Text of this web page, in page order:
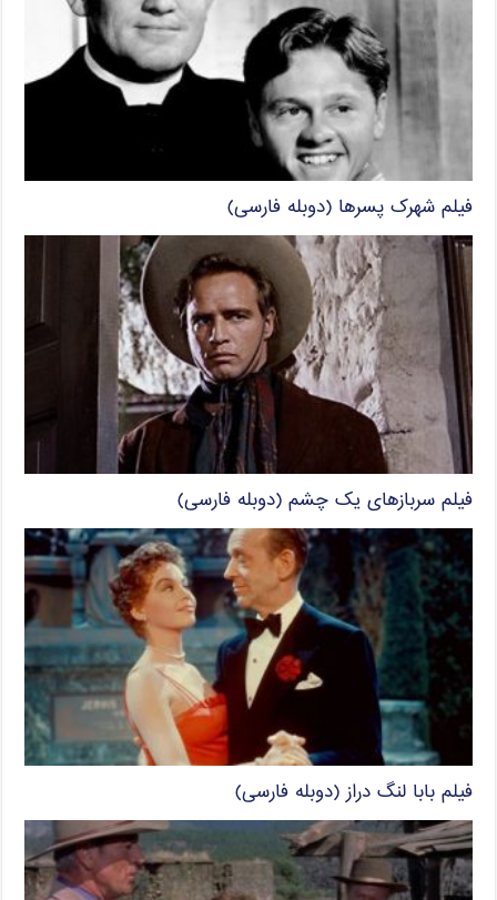
فیلم شهرک پسرها (دوبله فارسی)
فیلم سربازهای یک چشم (دوبله فارسی)
فیلم بابا لنگ دراز (دوبله فارسی)